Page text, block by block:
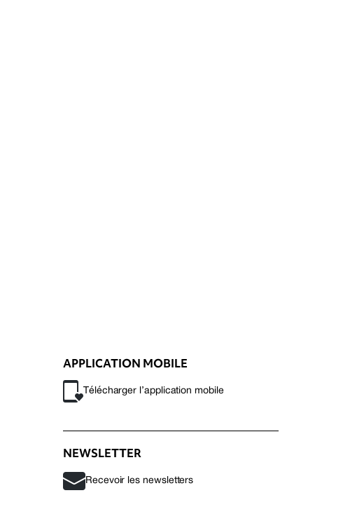
APPLICATION MOBILE
Télécharger l’application mobile
NEWSLETTER
Recevoir les newsletters